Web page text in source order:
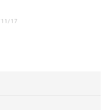
17